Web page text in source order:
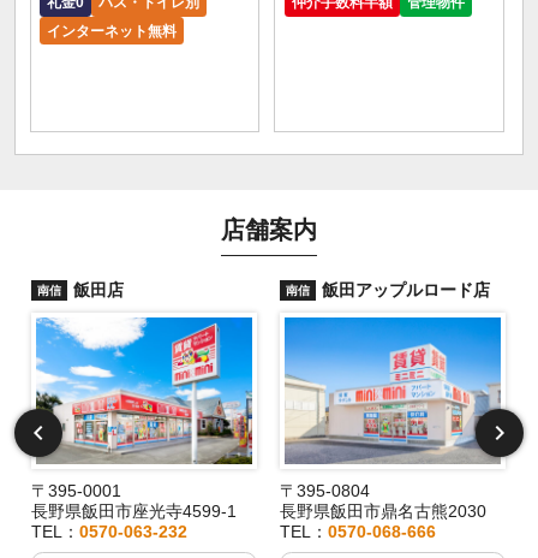
インターネット無料
店舗案内
南信 飯田店
〒395-0001
長野県飯田市座光寺4599-1
TEL： 0570-063-232
南信 飯田アップルロード店
〒395-0804
長野県飯田市鼎名古熊2030
TEL：0570-068-666